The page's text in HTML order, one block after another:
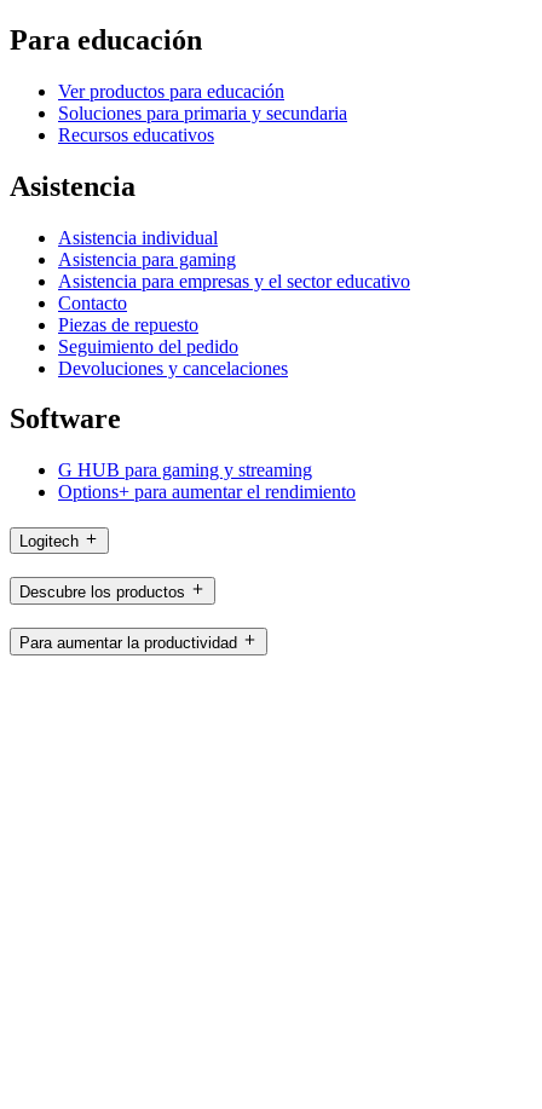
Para educación
Ver productos para educación
Soluciones para primaria y secundaria
Recursos educativos
Asistencia
Asistencia individual
Asistencia para gaming
Asistencia para empresas y el sector educativo
Contacto
Piezas de repuesto
Seguimiento del pedido
Devoluciones y cancelaciones
Software
G HUB para gaming y streaming
Options+ para aumentar el rendimiento
Logitech
Descubre los productos
Para aumentar la productividad